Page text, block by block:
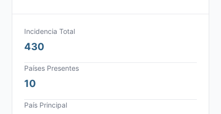
Incidencia Total
430
Países Presentes
10
País Principal